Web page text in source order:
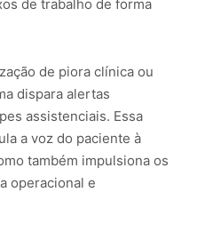
de trabalho de forma
de piora clínica ou
dispara alertas
assistenciais. Essa
a voz do paciente à
também impulsiona os
operacional e